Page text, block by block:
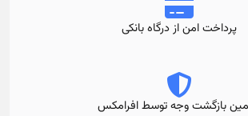
پرداخت امن از درگاه بانکی
بازگشت وجه توسط افرامکس